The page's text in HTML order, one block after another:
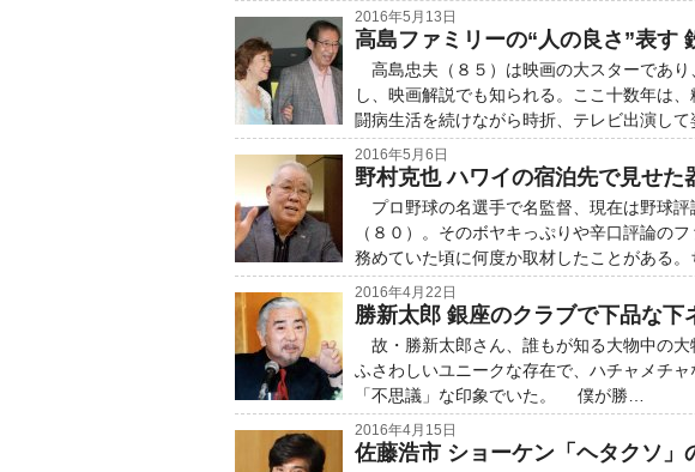
2016年5月13日
高島ファミリーの“人の良さ”表す
高島忠夫（８５）は映画の大スターであ
し、映画解説でも知られる。ここ十数年は
闘病生活を続けながら時折、テレビ出演して
2016年5月6日
野村克也 ハワイの宿泊先で見せた
プロ野球の名選手で名監督、現在は野球
（８０）。そのボヤキっぷりや辛口評論
務めていた頃に何度か取材したことがある。
2016年4月22日
勝新太郎 銀座のクラブで下品な下
故・勝新太郎さん、誰もが知る大物中の
ふさわしいユニークな存在で、ハチャメチ
「不思議」な印象でいた。 僕が勝…
2016年4月15日
佐藤浩市 ショーケン「ヘタクソ」